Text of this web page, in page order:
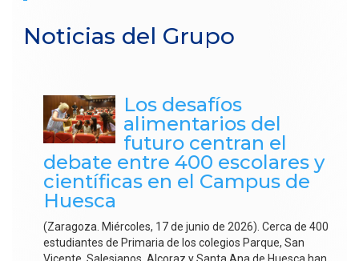
Noticias del Grupo
Los desafíos
alimentarios del
futuro centran el
debate entre 400 escolares y
científicas en el Campus de
Huesca
(Zaragoza. Miércoles, 17 de junio de 2026). Cerca de 400
estudiantes de Primaria de los colegios Parque, San
Vicente, Salesianos, Alcoraz y Santa Ana de Huesca han